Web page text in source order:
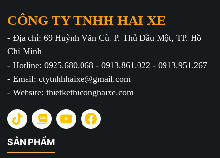
CÔNG TY TNHH HAI XE
- Địa chỉ: 69 Huỳnh Văn Cù, P. Thủ Dầu Một, TP. Hồ
Chí Minh
- Hotline: 0925.680.068 - 0913.861.022 - 0913.951.267
- Email: ctytnhhhaixe@gmail.com
- Website: thietkethiconghaixe.com
SẢN PHẨM